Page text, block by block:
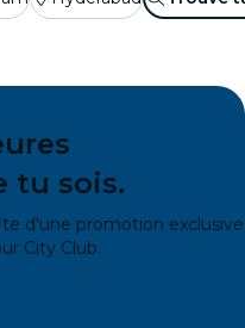
tu sois.
d'une promotion exclusive
City Club.